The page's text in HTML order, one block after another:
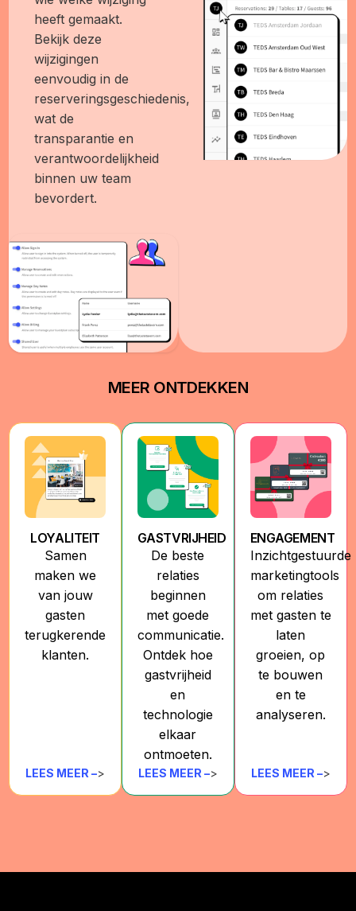
heeft gemaakt.
Bekijk deze
wijzigingen
eenvoudig in de
reserveringsgeschiedenis,
wat de
transparantie en
verantwoordelijkheid
binnen uw team
bevordert.
MEER ONTDEKKEN
LOYALITEIT
Samen
maken we
van jouw
gasten
terugkerende
klanten.
LEES MEER –>
GASTVRIJHEID
De beste
relaties
beginnen
met goede
communicatie.
Ontdek hoe
gastvrijheid
en
technologie
elkaar
ontmoeten.
LEES MEER –>
ENGAGEMENT
Inzichtgestuurde
marketingtools
om relaties
met gasten te
laten
groeien, op
te bouwen
en te
analyseren.
LEES MEER –>